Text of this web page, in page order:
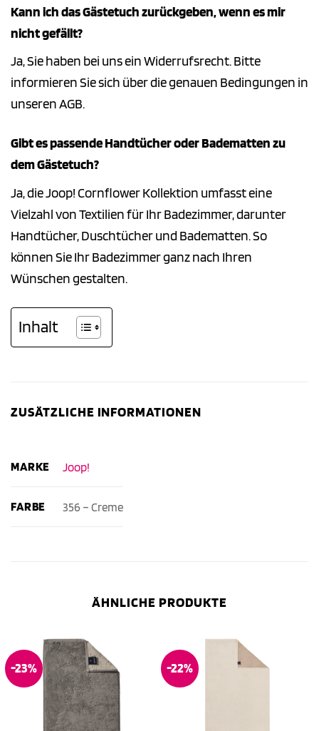
Kann ich das Gästetuch zurückgeben, wenn es mir
nicht gefällt?
Ja, Sie haben bei uns ein Widerrufsrecht. Bitte
informieren Sie sich über die genauen Bedingungen in
unseren AGB.
Gibt es passende Handtücher oder Badematten zu
dem Gästetuch?
Ja, die Joop! Cornflower Kollektion umfasst eine
Vielzahl von Textilien für Ihr Badezimmer, darunter
Handtücher, Duschtücher und Badematten. So
können Sie Ihr Badezimmer ganz nach Ihren
Wünschen gestalten.
Inhalt
ZUSÄTZLICHE INFORMATIONEN
MARKE Joop!
FARBE 356 – Creme
ÄHNLICHE PRODUKTE
-23% -22%